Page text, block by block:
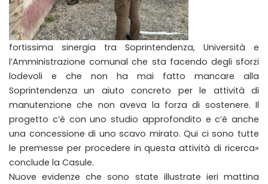
fortissima sinergia tra Soprintendenza, Università e
l’Amministrazione comunal che sta facendo degli sforzi
lodevoli e che non ha mai fatto mancare alla
Soprintendenza un aiuto concreto per le attività di
manutenzione che non aveva la forza di sostenere. Il
progetto c’è con uno studio approfondito e c’è anche
una concessione di uno scavo mirato. Qui ci sono tutte
le premesse per procedere in questa attività di ricerca»
conclude la Casule.
Nuove evidenze che sono state illustrate ieri mattina